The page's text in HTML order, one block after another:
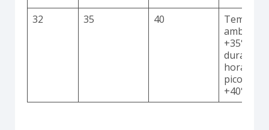
32 35 40
ambiente
+35°C
durante
horas
picos até
+40°C